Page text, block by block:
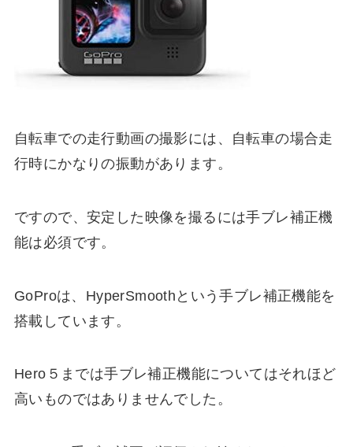
自転車での走行動画の撮影には、自転車の場合走
行時にかなりの振動があります。
ですので、安定した映像を撮るには手ブレ補正機
能は必須です。
GoProは、 HyperSmooth という手ブレ補正機能を
搭載しています。
Hero５までは手ブレ補正機能についてはそれほど
高いものではありませんでした。